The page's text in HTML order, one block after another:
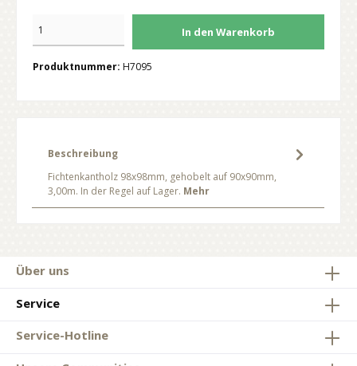
In den Warenkorb
Produktnummer: H7095
Beschreibung
Fichtenkantholz 98x98mm, gehobelt auf 90x90mm,
3,00m. In der Regel auf Lager. Mehr
Über uns
Service
Service-Hotline